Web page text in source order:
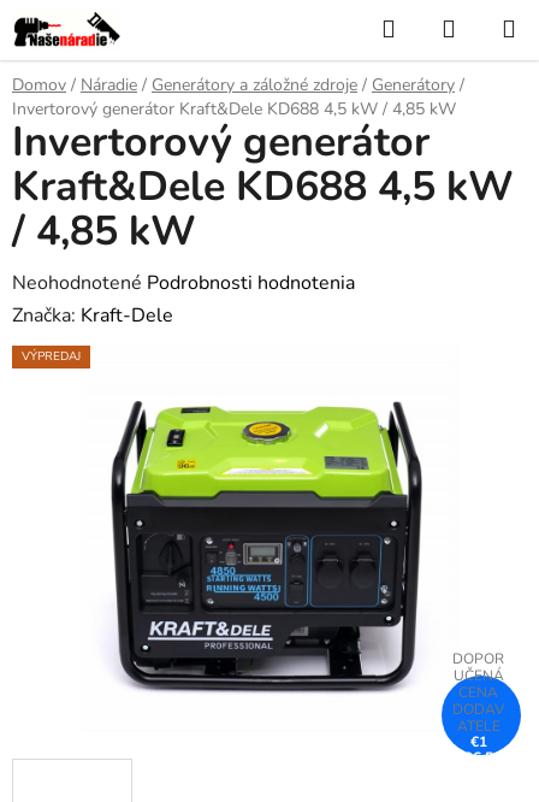
Prejsť
na
obsah
Hľadať
KOŠÍK
Domov / Náradie / Generátory a záložné zdroje / Generátory /
Invertorový generátor Kraft&Dele KD688 4,5 kW / 4,85 kW
Invertorový generátor
Kraft&Dele KD688 4,5 kW
/ 4,85 kW
Priemerné
hodnotenie
produktu
Neohodnotené Podrobnosti hodnotenia
Značka: Kraft-Dele
VÝPREDAJ
€1
096,50